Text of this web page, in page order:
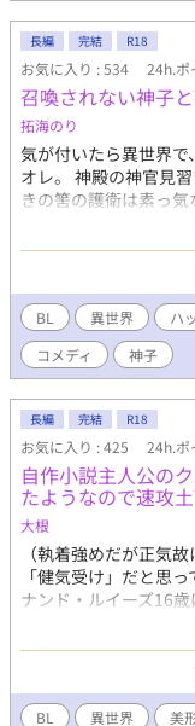
長編 完結 R18
お気に入り : 534 24h.ポ
召喚されない神子
拓海のり
気が付いたら異世界
オレ。 神殿の神官見
きの筈の護衛は素っ
か？ ご都合主義、よ
ちゃってファンタジ
けの世界です。男性
BL 異世界 ハ
コメディ
神子
長編 完結 R18
お気に入り : 425 24h.ポ
自作小説主人公の
たようなので速攻
大根
（執着強めだが正気
「健気受け」だと思
ナンド・ルイーズ16
分が描いたWeb小説
ナンドは端役も端役
句、それを注意して
クズ令息」だった。
石の様な美青年のアラ
BL 異世界 美